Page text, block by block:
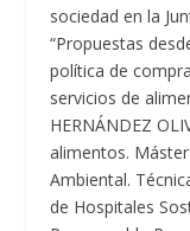
sociedad en la
“Propuestas
política de
servicios de
HERNÁNDEZ
alimentos.
Ambiental.
de Hospitales